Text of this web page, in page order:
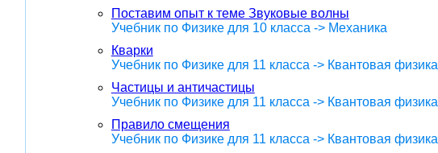
Поставим опыт к теме Звуковые волны
Учебник по Физике для 10 класса -> Механика
Кварки
Учебник по Физике для 11 класса -> Квантовая физика
Частицы и античастицы
Учебник по Физике для 11 класса -> Квантовая физика
Правило смещения
Учебник по Физике для 11 класса -> Квантовая физика